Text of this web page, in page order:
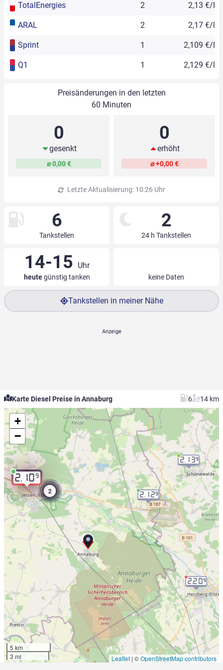
TotalEnergies 2 2,13 €/l
ARAL 2 2,17 €/l
Sprint 1 2,109 €/l
Q1 1 2,129 €/l
Preisänderungen in den letzten
60 Minuten
0
gesenkt
⌀ 0,00 €
0
erhöht
⌀ +0,00 €
Letzte Aktualisierung: 10:26 Uhr
6
Tankstellen
2
24 h Tankstellen
14-15 Uhr
heutegünstig tanken keine Daten
Tankstellen in meiner Nähe
Karte Diesel Preise in Annaburg 6 14 km
2.109
2.209
2.139
2.129
2
+
−
5 km
3 mi
Leaflet | ©OpenStreetMap contributors